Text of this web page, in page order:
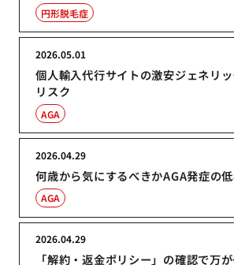
円形脱毛症
個人輸入代行サイトの激安ジェネリ
リスク
2026.05.01
AGA
何歳から気にするべきかAGA発症の
2026.04.29
AGA
「解約・返金ポリシー」の確認で万
2026.04.29